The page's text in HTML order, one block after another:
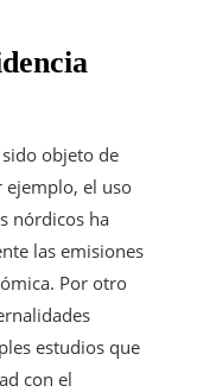
objeto de
ejemplo, el uso
nórdicos ha
las emisiones
Por otro
estudios que
con el